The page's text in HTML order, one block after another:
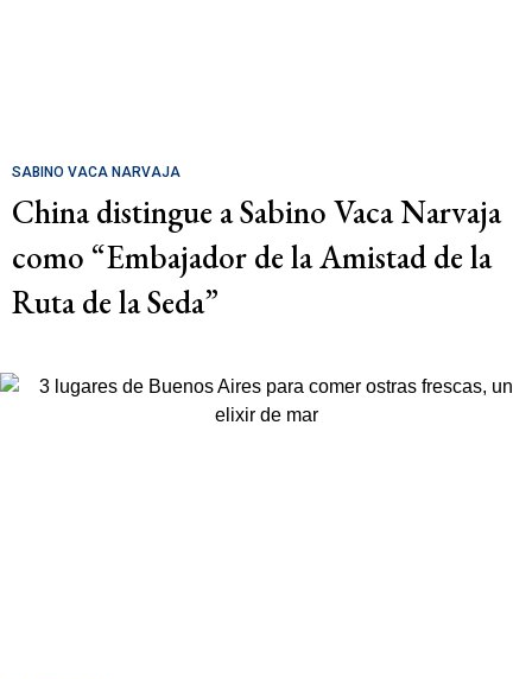
SABINO VACA NARVAJA
China distingue a Sabino Vaca Narvaja
como “Embajador de la Amistad de la
Ruta de la Seda”